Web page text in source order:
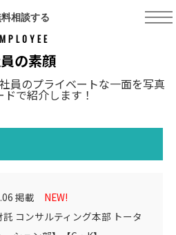
相談する
の素顔
員のプライベートな一面を写真
ドで紹介します！
掲載 NEW!
託 コンサルティング本部 トータ